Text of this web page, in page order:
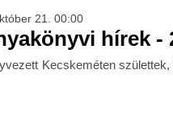
21. 00:00
hírek -
Kecskeméten